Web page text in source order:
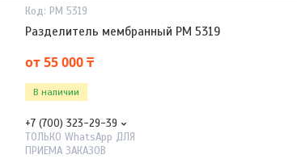
РМ 5319
Разделитель мембранный РМ 5319
от 55 000 ₸
В наличии
+7 (700) 323-29-39
ТОЛЬКО WhatsApp ДЛЯ
ПРИЕМА ЗАКАЗОВ